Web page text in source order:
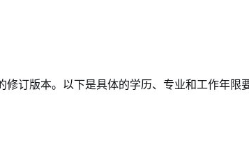
订版本。以下是具体的学历、专业和工作年限